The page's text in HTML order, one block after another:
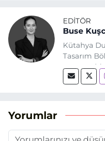
EDITÖR
Buse
Kütahya
Tasarım
mezun
tarihinde,
adım attım.
Yorumlar